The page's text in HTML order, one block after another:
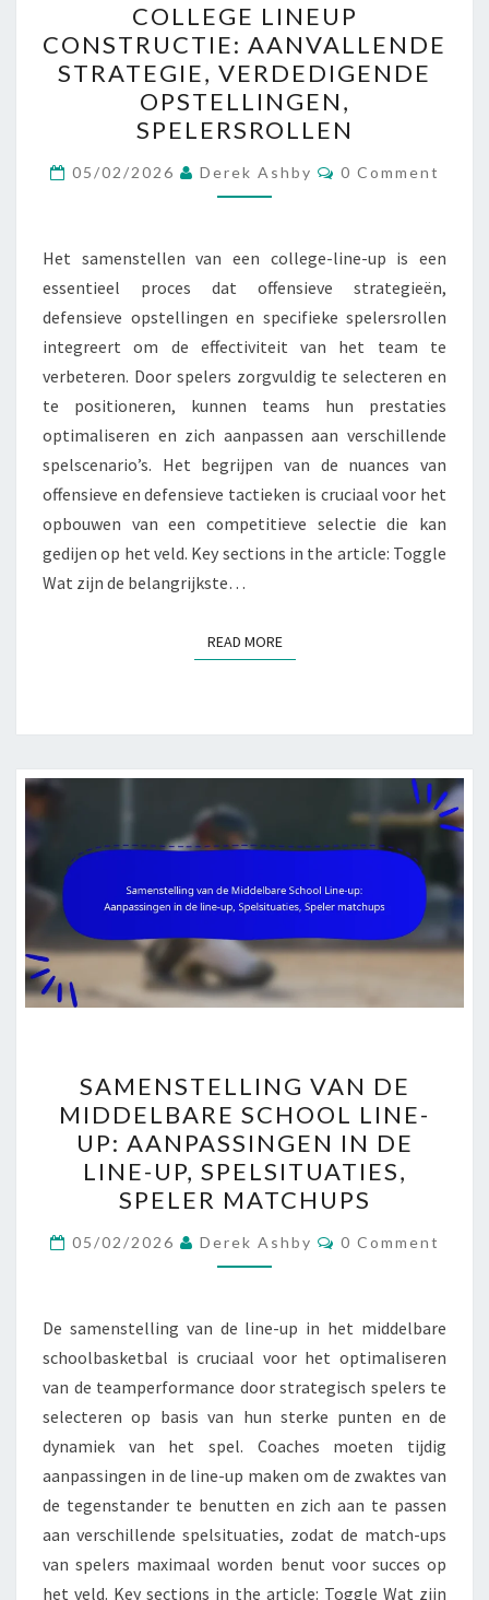
LINEUP
CONSTRUCTIE:
AANVALLENDE
STRATEGIE,
VERDEDIGENDE
OPSTELLINGEN,
SPELERSROLLEN
COLLEGE LINEUP
CONSTRUCTIE: AANVALLENDE
STRATEGIE, VERDEDIGENDE
OPSTELLINGEN,
SPELERSROLLEN
05/02/2026 Derek Ashby Comments
0 Comment
Het samenstellen van een college-line-up is een
essentieel proces dat offensieve strategieën,
defensieve opstellingen en specifieke spelersrollen
integreert om de effectiviteit van het team te
verbeteren. Door spelers zorgvuldig te selecteren en
te positioneren, kunnen teams hun prestaties
optimaliseren en zich aanpassen aan verschillende
spelscenario’s. Het begrijpen van de nuances van
offensieve en defensieve tactieken is cruciaal voor het
opbouwen van een competitieve selectie die kan
gedijen op het veld. Key sections in the article: Toggle
Wat zijn de belangrijkste…
READ MOREREAD MORE
VAN
DE
MIDDELBARE
SCHOOL
LINE-
UP:
AANPASSINGEN
DE
LINE-
UP,
SPELSITUATIES,
SPELER
MATCHUPS
SAMENSTELLING VAN DE
MIDDELBARE SCHOOL LINE-
UP: AANPASSINGEN IN DE
LINE-UP, SPELSITUATIES,
SPELER MATCHUPS
05/02/2026 Derek Ashby Comments
0 Comment
De samenstelling van de line-up in het middelbare
schoolbasketbal is cruciaal voor het optimaliseren
van de teamperformance door strategisch spelers te
selecteren op basis van hun sterke punten en de
dynamiek van het spel. Coaches moeten tijdig
aanpassingen in de line-up maken om de zwaktes van
de tegenstander te benutten en zich aan te passen
aan verschillende spelsituaties, zodat de match-ups
van spelers maximaal worden benut voor succes op
het veld. Key sections in the article: Toggle Wat zijn